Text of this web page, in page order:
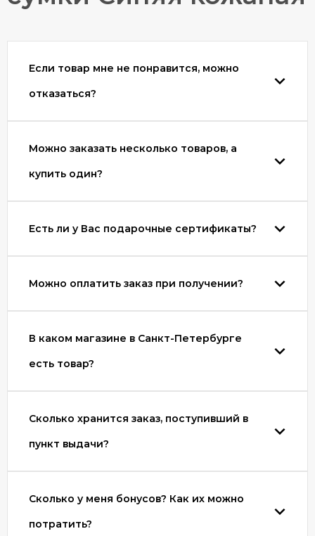
Если товар мне не понравится, можно
отказаться?
Можно заказать несколько товаров, а
купить один?
Есть ли у Вас подарочные сертификаты?
Можно оплатить заказ при получении?
В каком магазине в Санкт-Петербурге
есть товар?
Сколько хранится заказ, поступивший в
пункт выдачи?
Сколько у меня бонусов? Как их можно
потратить?